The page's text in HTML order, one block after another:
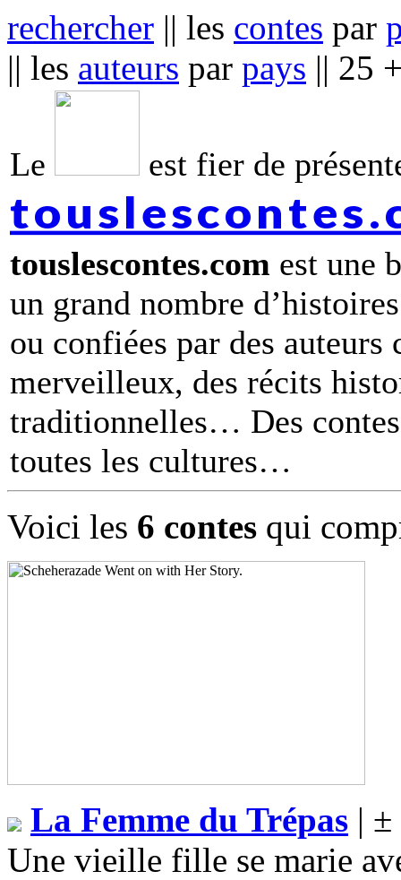
rechercher || les contes par
|| les auteurs par pays || 25
Le est fier de
touslescontes.com est une
un grand nombre
ou confiées par des
merveilleux, des récits
traditionnelles… Des
toutes les cultures
Voici les 6 contes qui
La Femme du Trépas |
Une vieille fille se marie